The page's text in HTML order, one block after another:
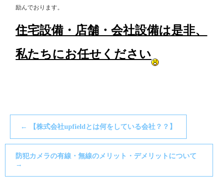
励んでおります。
住宅設備・店舗・会社設備は是非、
私たちにお任せください
← 【株式会社upfieldとは何をしている会社？？】
防犯カメラの有線・無線のメリット・デメリットについて
→